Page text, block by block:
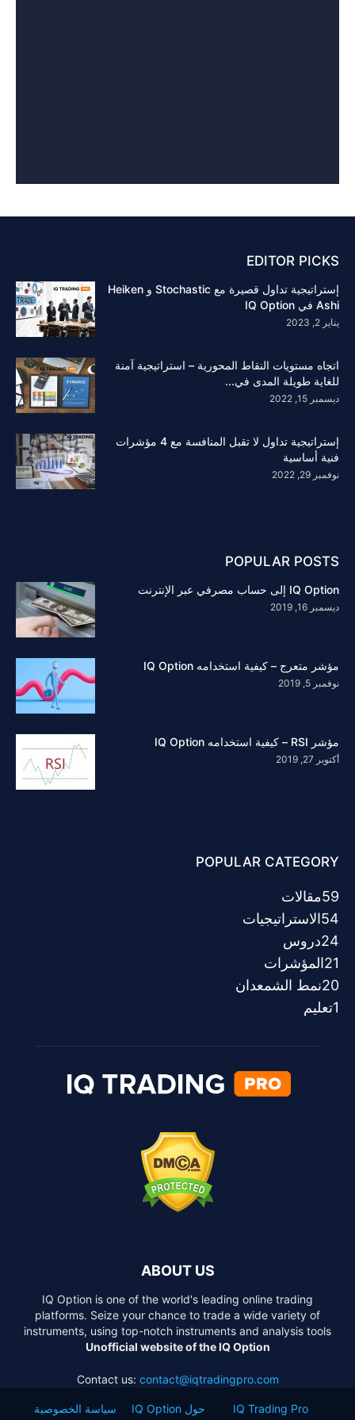
EDITOR PICKS
إستراتيجية تداول قصيرة مع Stochastic و Heiken
Ashi في IQ Option
يناير 2, 2023
اتجاه مستويات النقاط المحورية – استراتيجية آمنة
للغاية طويلة المدى في...
ديسمبر 15, 2022
إستراتيجية تداول لا تقبل المنافسة مع 4 مؤشرات
فنية أساسية
نوفمبر 29, 2022
POPULAR POSTS
IQ Option إلى حساب مصرفي عبر الإنترنت
ديسمبر 16, 2019
مؤشر متعرج – كيفية استخدامه IQ Option
نوفمبر 5, 2019
مؤشر RSI – كيفية استخدامه IQ Option
أكتوبر 27, 2019
POPULAR CATEGORY
مقالات59
الاستراتيجيات54
دروس24
المؤشرات21
نمط الشمعدان20
تعليم1
ABOUT US
IQ Option is one of the world's leading online trading
platforms. Seize your chance to trade a wide variety of
instruments, using top-notch instruments and analysis tools
Unofficial website of the IQ Option
Contact us: contact@iqtradingpro.com
IQ Trading Pro حول IQ Option سياسة الخصوصية